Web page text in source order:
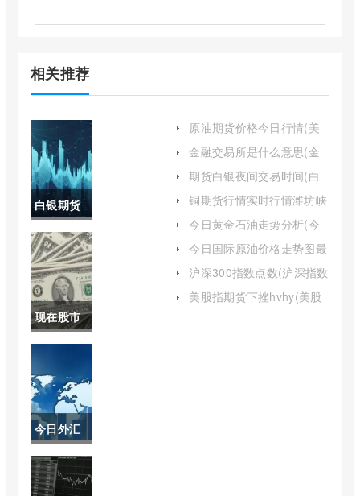
相关推荐
白银期货
价格分析
(白银期货
股票行情)
现在股市
大盘指数
(股市大盘
指数最新
行情)
今日外汇
牌价最新
查(今日外
原油期货价格今日行情(美
金融交易所是什么意思(金
期货白银夜间交易时间(白
铜期货行情实时行情潍坊峡
情)
今日黄金石油走势分析(今
今日国际原油价格走势图最
格走势图表)
沪深300指数点数(沪深指数
美股指期货下挫hvhy(美股